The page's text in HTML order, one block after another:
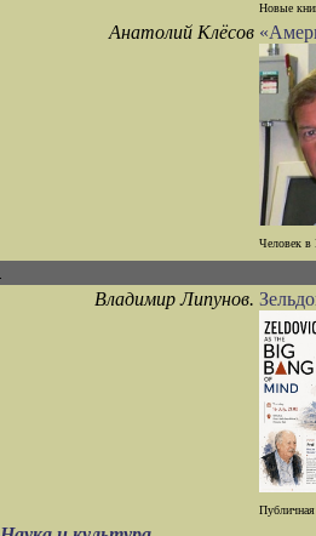
Новые
Анатолий Клёсов
Человек
Владимир Липунов.